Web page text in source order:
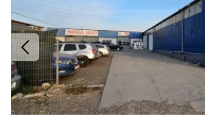
Servicii
Animale de companie
Afaceri și echipamente
Inchiriere Bunuri si Vehicule
Utilaje agricole si industriale
Piese auto si accesorii
Dacia Duster